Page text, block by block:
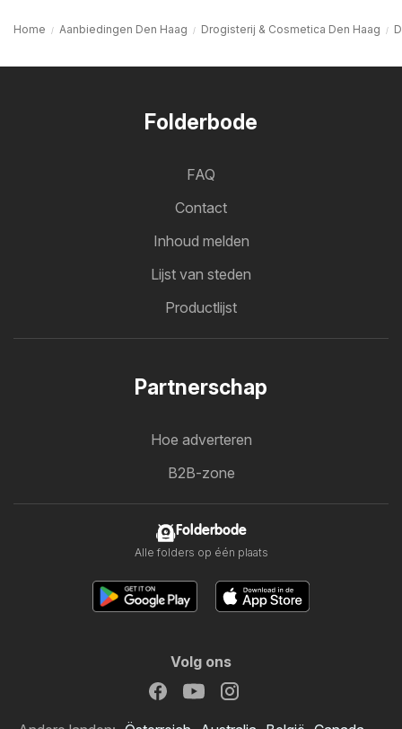
Home Aanbiedingen Den Haag Drogisterij & Cosmetica Den Haag
Folderbode
FAQ
Contact
Inhoud melden
Lijst van steden
Productlijst
Partnerschap
Hoe adverteren
B2B-zone
Folderbode
Alle folders op één plaats
Volg ons